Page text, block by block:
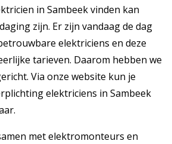
in Sambeek vinden kan
zijn. Er zijn vandaag de dag
elektriciens en deze
tarieven. Daarom hebben we
Via onze website kun je
elektriciens in Sambeek
met elektromonteurs en